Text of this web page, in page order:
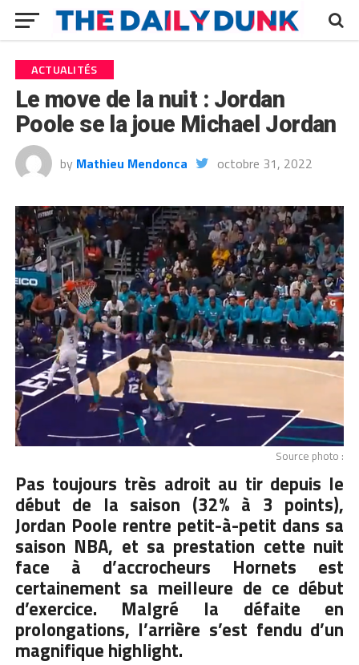
ACTUALITÉS
Le move de la nuit : Jordan
Poole se la joue Michael Jordan
by Mathieu Mendonca octobre 31, 2022
Source photo :
Pas toujours très adroit au tir depuis le
début de la saison (32% à 3 points),
Jordan Poole rentre petit-à-petit dans sa
saison NBA, et sa prestation cette nuit
face à d’accrocheurs Hornets est
certainement sa meilleure de ce début
d’exercice. Malgré la défaite en
prolongations, l’arrière s’est fendu d’un
magnifique highlight.